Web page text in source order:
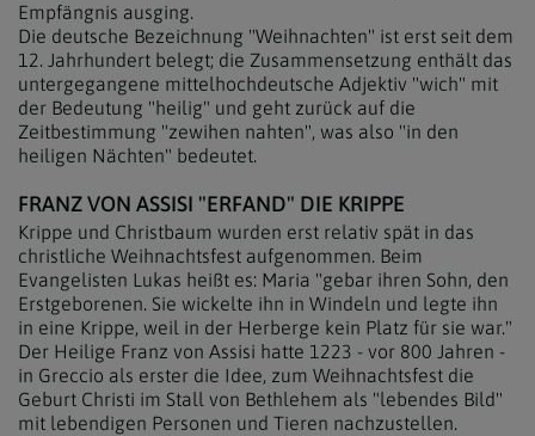
Empfängnis ausging.
Die deutsche Bezeichnung "Weihnachten" ist erst seit dem
12. Jahrhundert belegt; die Zusammensetzung enthält das
untergegangene mittelhochdeutsche Adjektiv "wich" mit
der Bedeutung "heilig" und geht zurück auf die
Zeitbestimmung "zewihen nahten", was also "in den
heiligen Nächten" bedeutet.
FRANZ VON ASSISI "ERFAND" DIE KRIPPE
Krippe und Christbaum wurden erst relativ spät in das
christliche Weihnachtsfest aufgenommen. Beim
Evangelisten Lukas heißt es: Maria "gebar ihren Sohn, den
Erstgeborenen. Sie wickelte ihn in Windeln und legte ihn
in eine Krippe, weil in der Herberge kein Platz für sie war."
Der Heilige Franz von Assisi hatte 1223 - vor 800 Jahren -
in Greccio als erster die Idee, zum Weihnachtsfest die
Geburt Christi im Stall von Bethlehem als "lebendes Bild"
mit lebendigen Personen und Tieren nachzustellen.